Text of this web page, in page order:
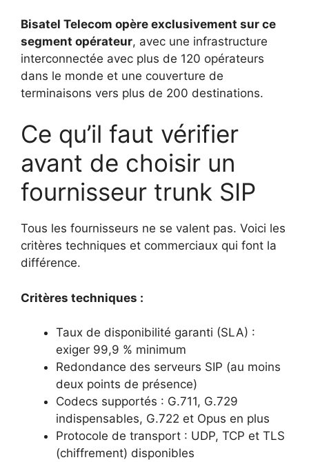
Bisatel Telecom opère exclusivement sur ce
segment opérateur, avec une infrastructure
interconnectée avec plus de 120 opérateurs
dans le monde et une couverture de
terminaisons vers plus de 200 destinations.
Ce qu’il faut vérifier
avant de choisir un
fournisseur trunk SIP
Tous les fournisseurs ne se valent pas. Voici les
critères techniques et commerciaux qui font la
différence.
Critères techniques :
Taux de disponibilité garanti (SLA) :
exiger 99,9 % minimum
Redondance des serveurs SIP (au moins
deux points de présence)
Codecs supportés : G.711, G.729
indispensables, G.722 et Opus en plus
Protocole de transport : UDP, TCP et TLS
(chiffrement) disponibles